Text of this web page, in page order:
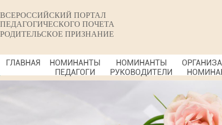
ВСЕРОССИЙСКИЙ ПОРТАЛ
ПЕДАГОГИЧЕСКОГО ПОЧЕТА
РОДИТЕЛЬСКОЕ ПРИЗНАНИЕ
ГЛАВНАЯ
НОМИНАНТЫ
ПЕДАГОГИ
НОМИНАНТЫ
РУКОВОДИТЕЛИ